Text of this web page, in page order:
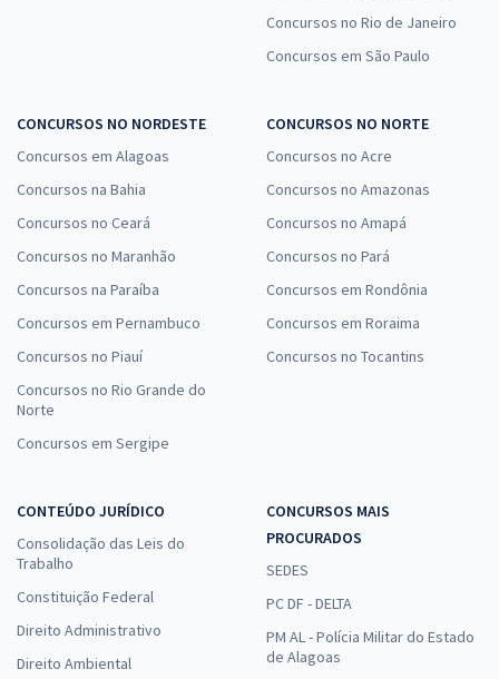
Concursos no Rio de Janeiro
Concursos em São Paulo
CONCURSOS NO NORDESTE
Concursos em Alagoas
Concursos na Bahia
Concursos no Ceará
Concursos no Maranhão
Concursos na Paraíba
Concursos em Pernambuco
Concursos no Piauí
Concursos no Rio Grande do
Norte
Concursos em Sergipe
CONCURSOS NO NORTE
Concursos no Acre
Concursos no Amazonas
Concursos no Amapá
Concursos no Pará
Concursos em Rondônia
Concursos em Roraima
Concursos no Tocantins
CONTEÚDO JURÍDICO
Consolidação das Leis do
Trabalho
Constituição Federal
Direito Administrativo
Direito Ambiental
CONCURSOS MAIS
PROCURADOS
SEDES
PC DF - DELTA
PM AL - Polícia Militar do Estado
de Alagoas